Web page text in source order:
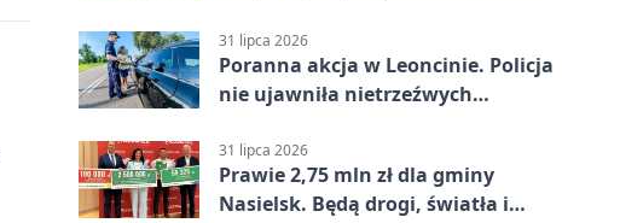
Mazowiecki 1:2
31 lipca 2026
Poranna akcja w Leoncinie. Policja
nie ujawniła nietrzeźwych
31 lipca 2026
Prawie 2,75 mln zł dla gminy
Nasielsk. Będą drogi, światła i